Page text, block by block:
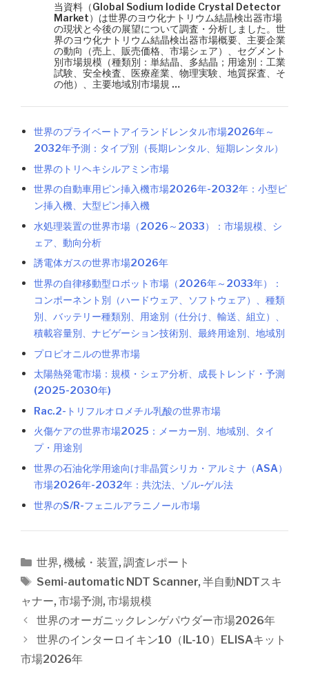
当資料（Global Sodium Iodide Crystal Detector
Market）は世界のヨウ化ナトリウム結晶検出器市場
の現状と今後の展望について調査・分析しました。世
界のヨウ化ナトリウム結晶検出器市場概要、主要企業
の動向（売上、販売価格、市場シェア）、セグメント
別市場規模（種類別：単結晶、多結晶；用途別：工業
試験、安全検査、医療産業、物理実験、地質探査、そ
の他）、主要地域別市場規 …
世界のプライベートアイランドレンタル市場2026年～
2032年予測：タイプ別（長期レンタル、短期レンタル）
世界のトリヘキシルアミン市場
世界の自動車用ピン挿入機市場2026年-2032年：小型ピ
ン挿入機、大型ピン挿入機
水処理装置の世界市場（2026～2033）：市場規模、シ
ェア、動向分析
誘電体ガスの世界市場2026年
世界の自律移動型ロボット市場（2026年～2033年）：
コンポーネント別（ハードウェア、ソフトウェア）、種類
別、バッテリー種類別、用途別（仕分け、輸送、組立）、
積載容量別、ナビゲーション技術別、最終用途別、地域別
プロピオニルの世界市場
太陽熱発電市場：規模・シェア分析、成長トレンド・予測
(2025-2030年)
Rac.2-トリフルオロメチル乳酸の世界市場
火傷ケアの世界市場2025：メーカー別、地域別、タイ
プ・用途別
世界の石油化学用途向け非晶質シリカ・アルミナ（ASA）
市場2026年-2032年：共沈法、ゾル-ゲル法
世界のS/R-フェニルアラニノール市場
カ
テ
ゴ
ー
世界, 機械・装置, 調査レポート
タ
グ
Semi-automatic NDT Scanner, 半自動NDTスキ
ャナー, 市場予測 , 市場規模
投
稿
ナ
ビ
世界のオーガニックレンゲパウダー市場2026年
世界のインターロイキン10（IL-10）ELISAキット
市場2026年